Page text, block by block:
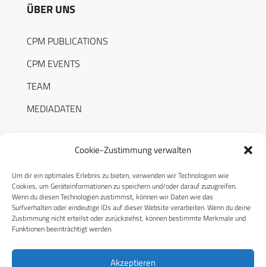
Cookie-Zustimmung verwalten
Um dir ein optimales Erlebnis zu bieten, verwenden wir Technologien wie
Cookies, um Geräteinformationen zu speichern und/oder darauf zuzugreifen.
Wenn du diesen Technologien zustimmst, können wir Daten wie das
Surfverhalten oder eindeutige IDs auf dieser Website verarbeiten. Wenn du deine
Zustimmung nicht erteilst oder zurückziehst, können bestimmte Merkmale und
Funktionen beeinträchtigt werden.
Akzeptieren
ÜBER UNS
CPM PUBLICATIONS
CPM EVENTS
TEAM
MEDIADATEN
RECHTLICHES
Datenschutzerklärung
Cookie-Richtlinie (EU)